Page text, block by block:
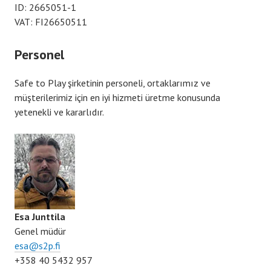
ID: 2665051-1
VAT: FI26650511
Personel
Safe to Play şirketinin personeli, ortaklarımız ve
müşterilerimiz için en iyi hizmeti üretme konusunda
yetenekli ve kararlıdır.
Esa Junttila
Genel müdür
esa@s2p.fi
+358 40 5432 957